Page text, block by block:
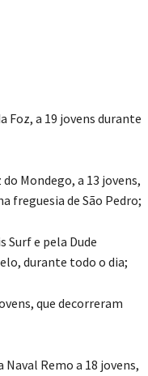
Foz, a 19 jovens durante
Mondego, a 13 jovens,
freguesia de São Pedro;
Surf e pela Dude
durante todo o dia;
que decorreram
Remo a 18 jovens,